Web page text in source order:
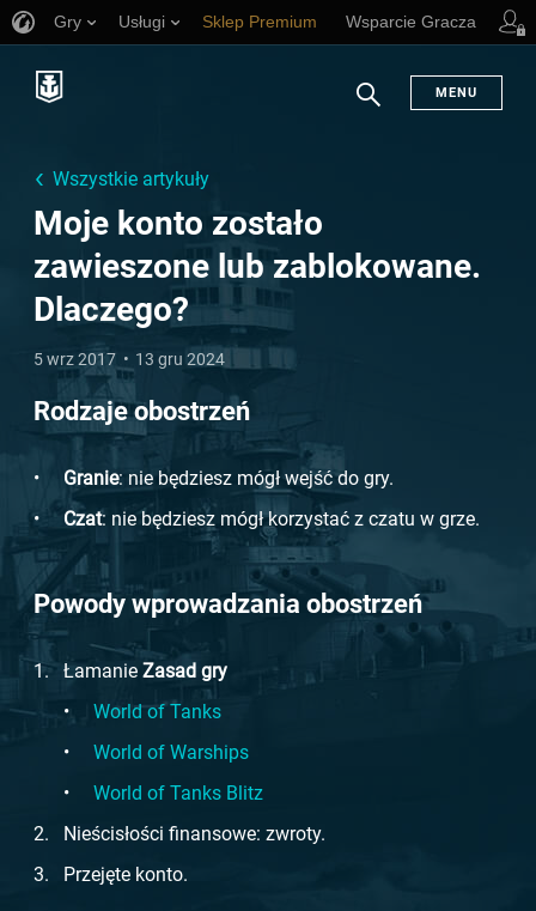
Gry Usługi Sklep Premium Wsparcie Gracza
MENU
Wszystkie artykuły
Moje konto zostało
zawieszone lub zablokowane.
Dlaczego?
5 wrz 2017 13 gru 2024
Rodzaje obostrzeń
Granie: nie będziesz mógł wejść do gry.
Czat: nie będziesz mógł korzystać z czatu w grze.
Powody wprowadzania obostrzeń
Łamanie Zasad gry
World of Tanks
World of Warships
World of Tanks Blitz
Nieścisłości finansowe: zwroty.
Przejęte konto.